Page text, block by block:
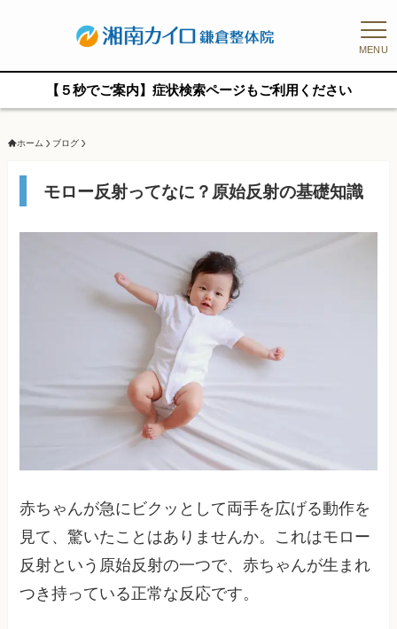
MENU
【５秒でご案内】症状検索ページもご利用ください
ホーム ブログ
モロー反射ってなに？原始反射の基礎知識
赤ちゃんが急にビクッとして両手を広げる動作を
見て、驚いたことはありませんか。これはモロー
反射という原始反射の一つで、赤ちゃんが生まれ
つき持っている正常な反応です。